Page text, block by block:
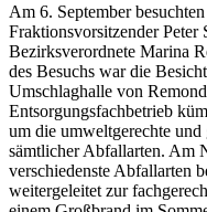
Am 6. September
Fraktionsvorsitzender Peter
Bezirksverordnete Marina
des Besuchs war die
Umschlaghalle von
Entsorgungsfachbetrieb
um die umweltgerechte
sämtlicher Abfallarten. Am
verschiedenste Abfallarten
weitergeleitet zur